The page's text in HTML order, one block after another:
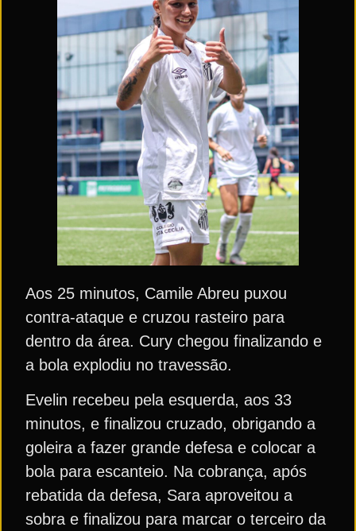
Aos 25 minutos, Camile Abreu puxou
contra-ataque e cruzou rasteiro para
dentro da área. Cury chegou finalizando e
a bola explodiu no travessão.
Evelin recebeu pela esquerda, aos 33
minutos, e finalizou cruzado, obrigando a
goleira a fazer grande defesa e colocar a
bola para escanteio. Na cobrança, após
rebatida da defesa, Sara aproveitou a
sobra e finalizou para marcar o terceiro da